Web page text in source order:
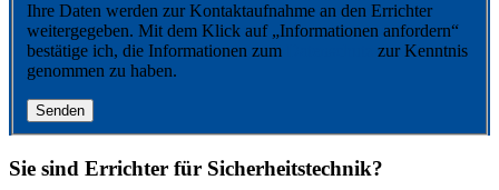
Ihre Daten werden zur Kontaktaufnahme an den Errichter
weitergegeben. Mit dem Klick auf „Informationen anfordern“
bestätige ich, die Informationen zum
zur Kenntnis
genommen zu haben.
Senden
Sie sind Errichter für Sicherheitstechnik?